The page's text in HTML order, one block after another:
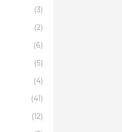
(3)
(2)
(6)
(5)
(4)
(41)
(12)